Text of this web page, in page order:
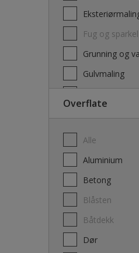
Fug og sparkel
Grunning og
Gulvmaling
Overflate
Alle
Aluminium
Betong
Blåsten
Båtdekk
Dør